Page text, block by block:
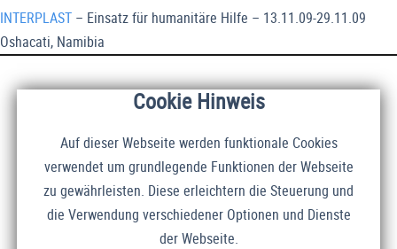
INTERPLAST – Einsatz für humanitäre Hilfe – 13.11.09-29.11.09
Oshacati, Namibia
Cookie Hinweis
Auf dieser Webseite werden funktionale Cookies
verwendet um grundlegende Funktionen der Webseite
zu gewährleisten. Diese erleichtern die Steuerung und
die Verwendung verschiedener Optionen und Dienste
der Webseite.